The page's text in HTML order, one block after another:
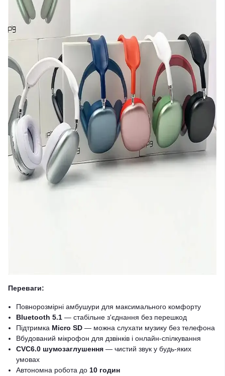
Переваги:
Повнорозмірні амбушури для максимального комфорту
Bluetooth 5.1 — стабільне з'єднання без перешкод
Підтримка Micro SD — можна слухати музику без телефона
Вбудований мікрофон для дзвінків і онлайн-спілкування
CVC6.0 шумозаглушення — чистий звук у будь-яких
умовах
Автономна робота до 10 годин